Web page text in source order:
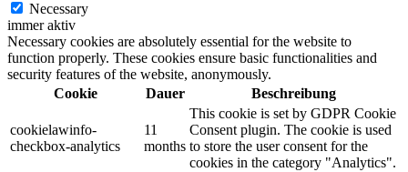
Necessary
immer aktiv
Necessary cookies are absolutely essential for the website to
function properly. These cookies ensure basic functionalities and
security features of the website, anonymously.
Cookie
Dauer Beschreibung
cookielawinfo-
checkbox-analytics
11
months
This cookie is set by GDPR Cookie
Consent plugin. The cookie is used
to store the user consent for the
cookies in the category "Analytics".